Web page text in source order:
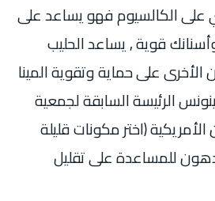
على الكالسيوم فهو يساعد على
قوية , يساعد الحليب
الأخرى على حماية وتقوية المينا
الرئيسة السابقة لجمعية
(اختر مكونات قليلة
للمساعدة على تقليل